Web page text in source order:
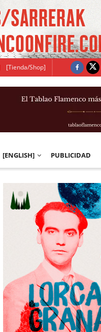
[Tienda/Shop]
[ENGLISH] PUBLICIDAD